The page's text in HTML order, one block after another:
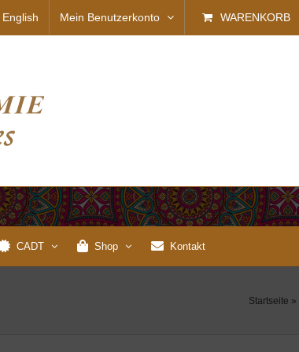
English Mein Benutzerkonto WARENKORB
CADT Shop Kontakt
Startseite »